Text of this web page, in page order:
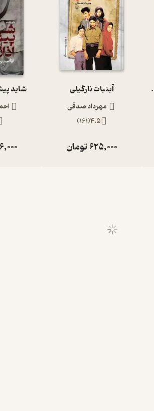
جلد 1 آبنبات نارگیلی
مهرداد صدقی
4.5
(
161
)
625,000تومان
شاید